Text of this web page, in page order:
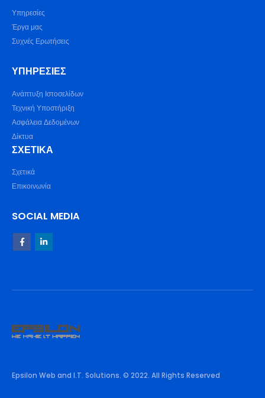
Υπηρεσίες
Έργα μας
Συχνές Ερωτήσεις
ΥΠΗΡΕΣΊΕΣ
Ανάπτυξη Ιστοσελίδων
Τεχνική Υποστήριξη
Ασφάλεια Δεδομένων
Δίκτυα
ΣΧΕΤΙΚΆ
Σχετικά
Επικοινωνία
SOCIAL MEDIA
Epsilon Web and I.T. Solutions. © 2022. All Rights Reserved